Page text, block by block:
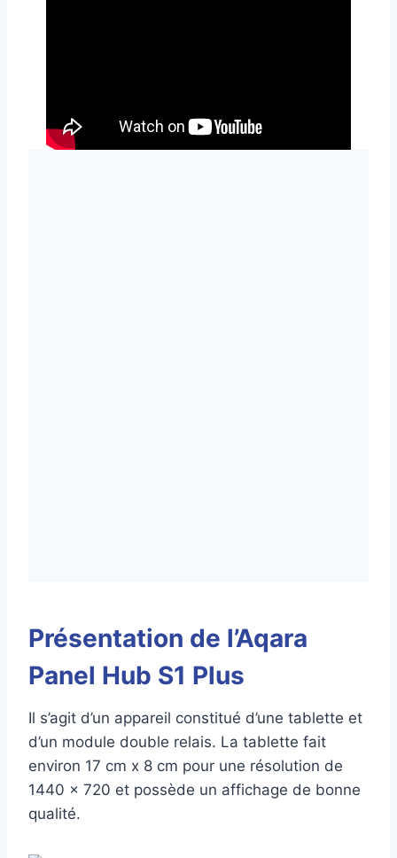
Présentation de l’Aqara
Panel Hub S1 Plus
Il s’agit d’un appareil constitué d’une tablette et
d’un module double relais. La tablette fait
environ 17 cm x 8 cm pour une résolution de
1440 x 720 et possède un affichage de bonne
qualité.